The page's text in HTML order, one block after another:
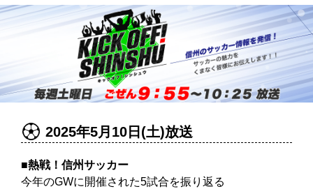
2025年5月10日(土)放送
■熱戦！信州サッカー
今年のGWに開催された5試合を振り返る